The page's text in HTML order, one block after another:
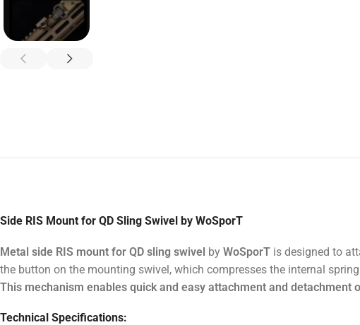
Side RIS Mount for QD Sling Swivel by WoSporT
Metal side RIS mount for QD sling swivel by WoSporT is designed to
the button on the mounting swivel, which compresses the internal
This mechanism enables quick and easy attachment and detachment
Technical Specifications: